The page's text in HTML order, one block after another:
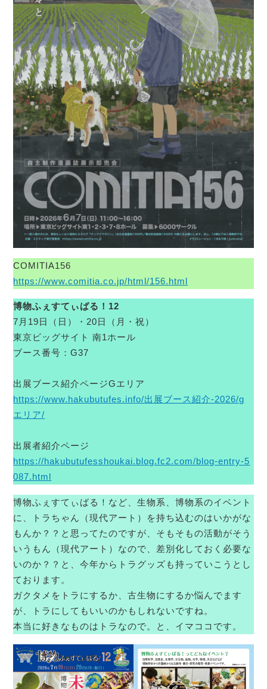
COMITIA156
https://www.comitia.co.jp/html/156.html
博物ふぇすてぃばる！12
7月19日（日）・20日（月・祝）
東京ビッグサイト 南1ホール
ブース番号：G37
出展ブース紹介ページGエリア
https://www.hakubutufes.info/出展ブース紹介-2026/g
エリア/
出展者紹介ページ
https://hakubutufesshoukai.blog.fc2.com/blog-entry-5
087.html
博物ふぇすてぃばる！など、生物系、博物系のイベント
に、トラちゃん（現代アート）を持ち込むのはいかがな
もんか？？と思ってたのですが、そもそもの活動がそう
いうもん（現代アート）なので、差別化しておく必要な
いのか？？と、今年からトラグッズも持っていこうとし
ております。
ガクタメをトラにするか、古生物にするか悩んでます
が、トラにしてもいいのかもしれないですね。
本当に好きなものはトラなので。と、イマココです。